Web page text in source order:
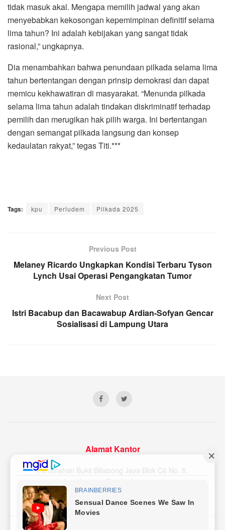
tidak masuk akal. Mengapa memilih jadwal yang akan
menyebabkan kekosongan kepemimpinan definitif selama
lima tahun? Ini adalah kebijakan yang sangat tidak
rasional,” ungkapnya.
Dia menambahkan bahwa penundaan pilkada selama lima
tahun bertentangan dengan prinsip demokrasi dan dapat
memicu kekhawatiran di masyarakat. “Menunda pilkada
selama lima tahun adalah tindakan diskriminatif terhadap
pemilih dan merugikan hak pilih warga. Ini bertentangan
dengan semangat pilkada langsung dan konsep
kedaulatan rakyat,” tegas Titi.***
Tags: kpu Perludem Pilkada 2025
Previous Post
Melaney Ricardo Ungkapkan Kondisi Terbaru Tyson
Lynch Usai Operasi Pengangkatan Tumor
Next Post
Istri Bacabup dan Bacawabup Ardian-Sofyan Gencar
Sosialisasi di Lampung Utara
Alamat Kantor
Perumahan Bukit Billabong Jaya Blok C6 No. 8,
Langkapura, Bandar Lampung
Email Redaksi : lampunginsider@gmail.com
Nomor WA/HP : 081379896119